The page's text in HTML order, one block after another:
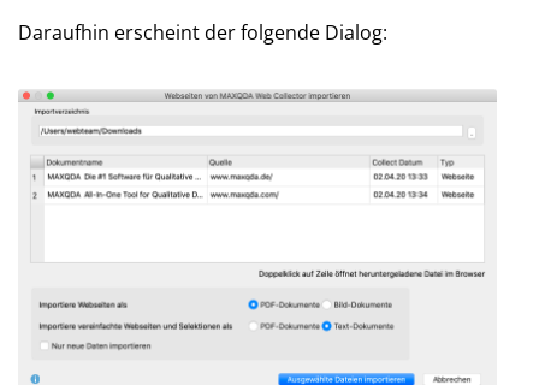
Daraufhin erscheint der folgende Dialog: